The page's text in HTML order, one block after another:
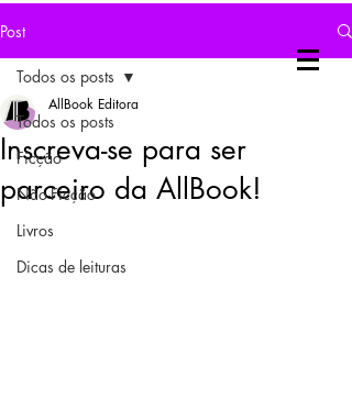
Post
Todos os posts
Ficção
Não-Ficção
Livros
Dicas de leituras
Todos os posts
Inscreva-se para ser
parceiro da AllBook!
AllBook Editora